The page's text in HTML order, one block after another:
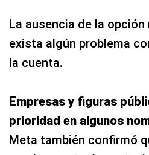
La ausencia de la
exista algún problema
la cuenta.
Empresas y figuras
prioridad en algunos
Meta también confirmó